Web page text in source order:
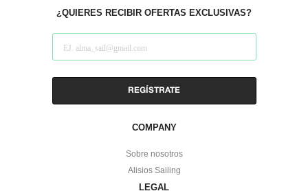
COMPANY
Sobre nosotros
Alisios Sailing
LEGAL
¿QUIERES RECIBIR OFERTAS EXCLUSIVAS?